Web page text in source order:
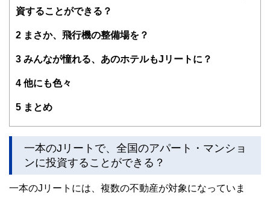
てきました。ご相談を頂く属性と内容は、６５歳以上のリタ
や投資、それに不動産。また２０〜３０歳代の若年経営者か
ポーツジム、箱根の温泉巡り、そして株式投資。最近はアメ
資することができる？
2 まさか、飛行機の整備場を？
3 みんなが憧れる、あのホテルもJリートに？
4 他にも色々
5 まとめ
一本のJリートで、全国のアパート・マンショ
ンに投資することができる？
一本のJリートには、複数の不動産が対象になっていま